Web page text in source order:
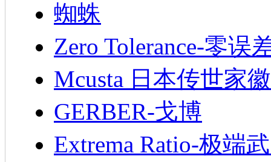
蜘蛛
Zero Tolerance-零误
Mcusta 日本传世家徽
GERBER-戈博
Extrema Ratio-极端